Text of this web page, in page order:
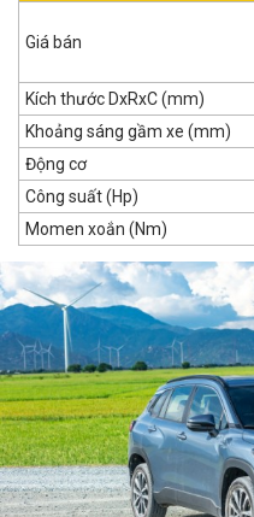
Giá bán
Kích thước DxRxC (mm)
Khoảng sáng gầm xe (mm)
Động cơ
Công suất (Hp)
Momen xoắn (Nm)